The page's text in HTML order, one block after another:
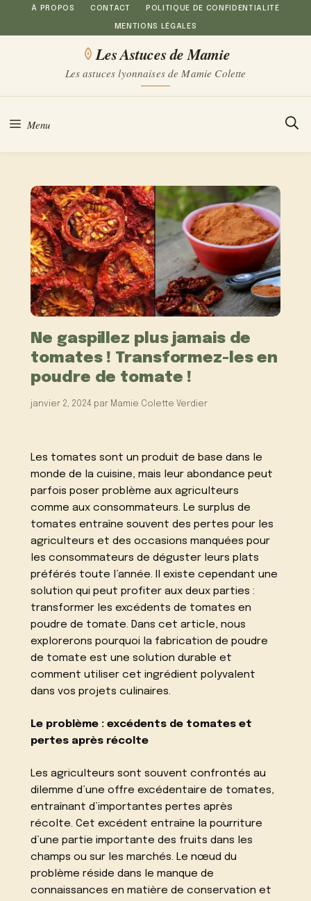
Aller
au
À PROPOS CONTACT POLITIQUE DE CONFIDENTIALITÉ
MENTIONS LÉGALES
Les Astuces de Mamie
Les astuces lyonnaises de Mamie Colette
Menu
Ne gaspillez plus jamais de
tomates ! Transformez-les en
poudre de tomate !
janvier 2, 2024 par Mamie Colette Verdier
Les tomates sont un produit de base dans le
monde de la cuisine, mais leur abondance peut
parfois poser problème aux agriculteurs
comme aux consommateurs. Le surplus de
tomates entraîne souvent des pertes pour les
agriculteurs et des occasions manquées pour
les consommateurs de déguster leurs plats
préférés toute l’année. Il existe cependant une
solution qui peut profiter aux deux parties :
transformer les excédents de tomates en
poudre de tomate. Dans cet article, nous
explorerons pourquoi la fabrication de poudre
de tomate est une solution durable et
comment utiliser cet ingrédient polyvalent
dans vos projets culinaires.
Le problème : excédents de tomates et
pertes après récolte
Les agriculteurs sont souvent confrontés au
dilemme d’une offre excédentaire de tomates,
entraînant d’importantes pertes après
récolte. Cet excédent entraîne la pourriture
d’une partie importante des fruits dans les
champs ou sur les marchés. Le nœud du
problème réside dans le manque de
connaissances en matière de conservation et